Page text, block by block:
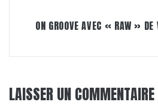
ON GROOVE AVEC « RAW » DE
LAISSER UN COMMENTAIRE